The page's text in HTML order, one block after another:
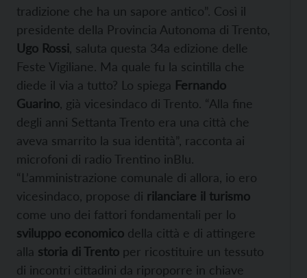
tradizione che ha un sapore antico”. Così il
presidente della Provincia Autonoma di Trento,
Ugo Rossi , saluta questa 34a edizione delle
Feste Vigiliane. Ma quale fu la scintilla che
diede il via a tutto? Lo spiega Fernando
Guarino , già vicesindaco di Trento. “Alla fine
degli anni Settanta Trento era una città che
aveva smarrito la sua identità”, racconta ai
microfoni di radio Trentino inBlu.
“L’amministrazione comunale di allora, io ero
vicesindaco, propose di rilanciare il turismo
come uno dei fattori fondamentali per lo
sviluppo economico della città e di attingere
alla storia di Trento per ricostituire un tessuto
di incontri cittadini da riproporre in chiave